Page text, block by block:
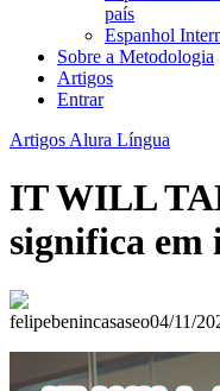
país
Espanhol
Sobre a Metodologia
Artigos
Entrar
Artigos Alura Língua
IT WILL
significa em
felipebenincasaseo04/11/